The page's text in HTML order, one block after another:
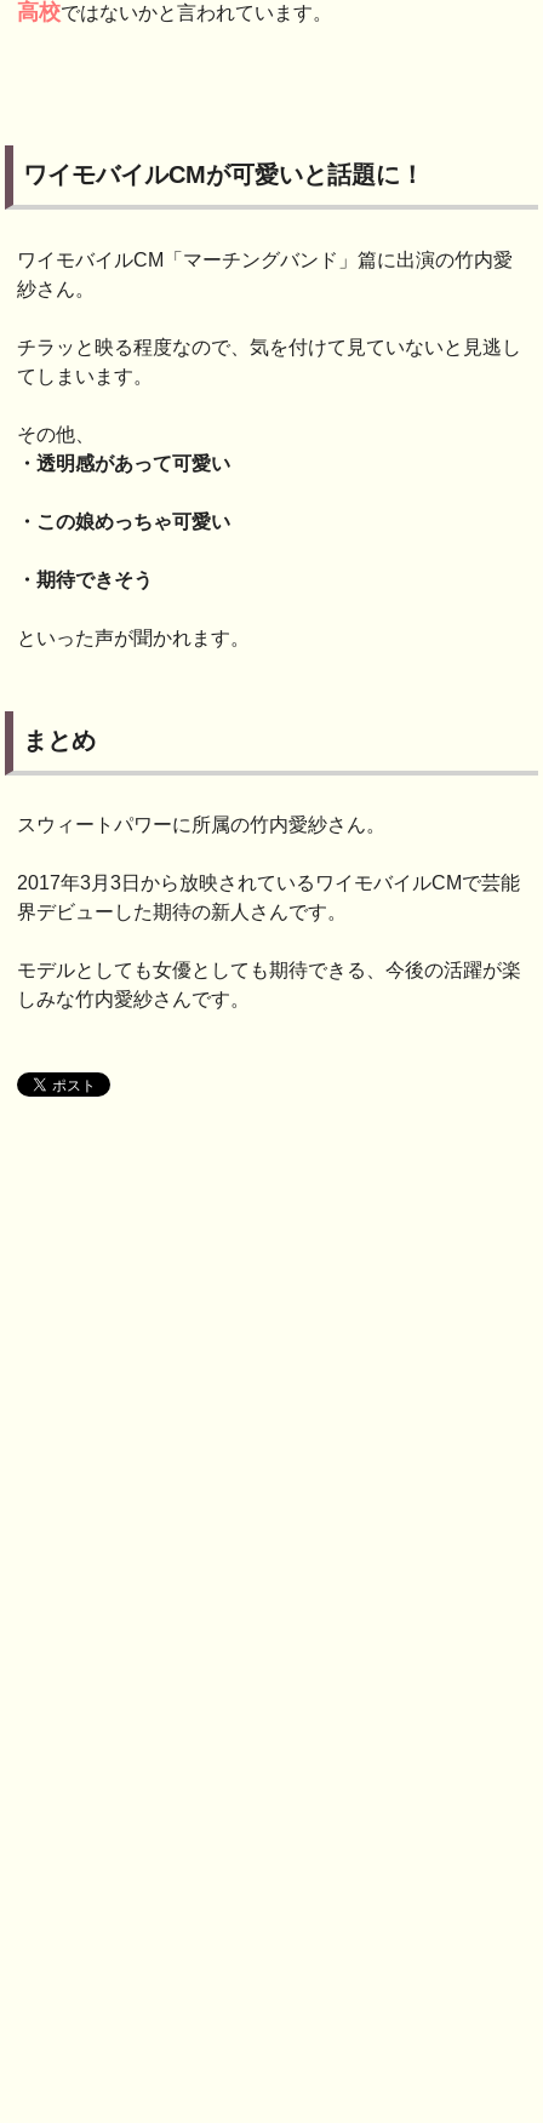
高校ではないかと言われています。
ワイモバイルCMが可愛いと話題に！
ワイモバイルCM「マーチングバンド」篇に出演の竹内愛
紗さん。
チラッと映る程度なので、気を付けて見ていないと見逃し
てしまいます。
その他、
・透明感があって可愛い
・この娘めっちゃ可愛い
・期待できそう
といった声が聞かれます。
まとめ
スウィートパワーに所属の竹内愛紗さん。
2017年3月3日から放映されているワイモバイルCMで芸能
界デビューした期待の新人さんです。
モデルとしても女優としても期待できる、今後の活躍が楽
しみな竹内愛紗さんです。